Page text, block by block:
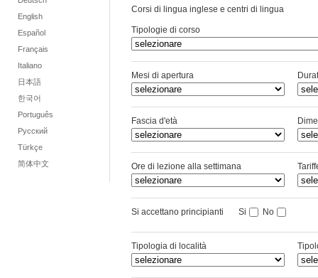
English
Español
Français
Italiano
日本語
한국어
Português
Русский
Türkçe
简体中文
Corsi di lingua inglese e centri di lingua
Tipologie di corso
Mesi di apertura
Fascia d'età
Ore di lezione alla settimana
Si accettano principianti Si No
Tipologia di località